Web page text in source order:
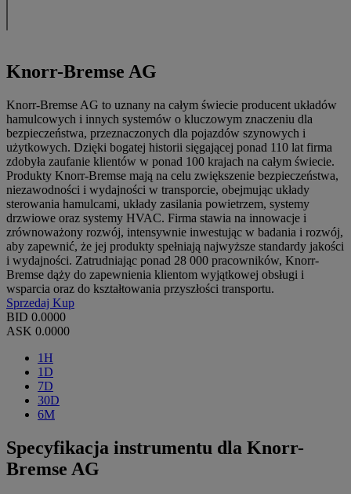
Knorr-Bremse AG
Knorr-Bremse AG to uznany na całym świecie producent układów
hamulcowych i innych systemów o kluczowym znaczeniu dla
bezpieczeństwa, przeznaczonych dla pojazdów szynowych i
użytkowych. Dzięki bogatej historii sięgającej ponad 110 lat firma
zdobyła zaufanie klientów w ponad 100 krajach na całym świecie.
Produkty Knorr-Bremse mają na celu zwiększenie bezpieczeństwa,
niezawodności i wydajności w transporcie, obejmując układy
sterowania hamulcami, układy zasilania powietrzem, systemy
drzwiowe oraz systemy HVAC. Firma stawia na innowacje i
zrównoważony rozwój, intensywnie inwestując w badania i rozwój,
aby zapewnić, że jej produkty spełniają najwyższe standardy jakości
i wydajności. Zatrudniając ponad 28 000 pracowników, Knorr-
Bremse dąży do zapewnienia klientom wyjątkowej obsługi i
wsparcia oraz do kształtowania przyszłości transportu.
Sprzedaj Kup
BID 0.0000
ASK 0.0000
1H
1D
7D
30D
6M
Specyfikacja instrumentu dla Knorr-
Bremse AG